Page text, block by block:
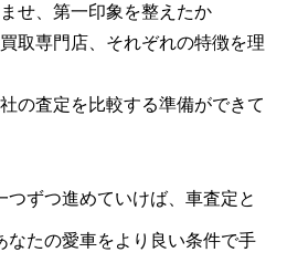
せ、第一印象を整えたか
取専門店、それぞれの特徴を理
の査定を比較する準備ができて
つずつ進めていけば、車査定と
なたの愛車をより良い条件で手